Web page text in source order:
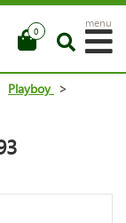
0
menu
Playboy >